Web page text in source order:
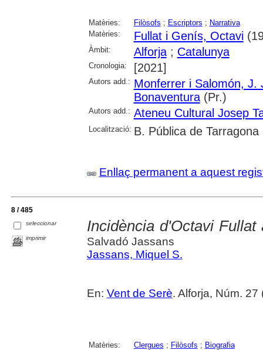
Matèries: Filòsofs ; Escriptors ; Narrativa
Matèries:
Fullat i Genís, Octavi
Àmbit: Alforja; Catalunya
Cronologia: [2021]
Autors add.: Monferrer i Salomón, J.
Bonaventura(Pr.)
Autors add.: Ateneu Cultural Josep
Localització: B. Pública de Tarragona
Enllaç permanent a aquest
8 / 485
seleccionar
imprimir
Incidència d'Octavi
Salvadó Jassans
Jassans, Miquel S.
En: Vent de Serè. Alforja, Núm.
Matèries: Clergues ; Filòsofs ; Biografia